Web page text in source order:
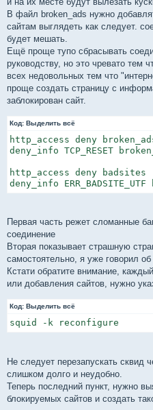
В файл broken_ads нужно
сайтам выглядеть как следует.
будет мешать.
Ещё проще тупо сбрасывать
руководству, но это чревато тем
всех недовольных тем что
проще создать страницу с
заблокирован сайт.
Код: Выделить всё
http_access deny
deny_info TCP_RESET
http_access deny badsites
deny_info
Первая часть режет сломанные
соединение
Вторая показывает страшную
самостоятельно, я уже говорил
Кстати обратите внимание,
или добавления сайтов, нужно
Код: Выделить всё
squid -k reconfigure
Не следует перезапускать сквид
слишком долго и неудобно.
Теперь последний пункт, нужно
блокируемых сайтов и создать